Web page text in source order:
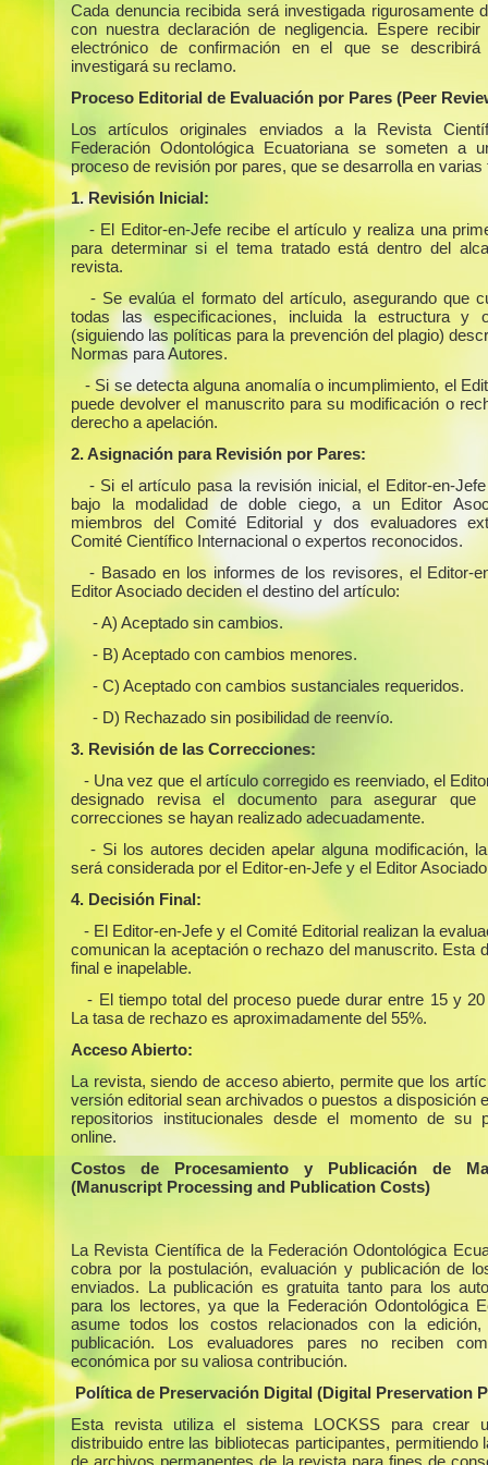
Cada denuncia recibida será investigada rigurosamente
con nuestra declaración de negligencia. Espere
electrónico de confirmación en el que se
investigará su reclamo.
Proceso Editorial de Evaluación por Pares (Peer
Los artículos originales enviados a la Revista
Federación Odontológica Ecuatoriana se someten a
proceso de revisión por pares, que se desarrolla en varias
1. Revisión Inicial:
- El Editor-en-Jefe recibe el artículo y realiza una
para determinar si el tema tratado está dentro del
revista.
- Se evalúa el formato del artículo, asegurando que
todas las especificaciones, incluida la estructura y
(siguiendo las políticas para la prevención del plagio)
Normas para Autores.
- Si se detecta alguna anomalía o incumplimiento, el
puede devolver el manuscrito para su modificación o
derecho a apelación.
2. Asignación para Revisión por Pares:
- Si el artículo pasa la revisión inicial, el Editor-en-
bajo la modalidad de doble ciego, a un Editor
miembros del Comité Editorial y dos evaluadores
Comité Científico Internacional o expertos reconocidos.
- Basado en los informes de los revisores, el Editor-
Editor Asociado deciden el destino del artículo:
- A) Aceptado sin cambios.
- B) Aceptado con cambios menores.
- C) Aceptado con cambios sustanciales requeridos.
- D) Rechazado sin posibilidad de reenvío.
3. Revisión de las Correcciones:
- Una vez que el artículo corregido es reenviado, el
designado revisa el documento para asegurar que
correcciones se hayan realizado adecuadamente.
- Si los autores deciden apelar alguna modificación,
será considerada por el Editor-en-Jefe y el Editor
4. Decisión Final:
- El Editor-en-Jefe y el Comité Editorial realizan la
comunican la aceptación o rechazo del manuscrito. Esta
final e inapelable.
- El tiempo total del proceso puede durar entre 15 y
La tasa de rechazo es aproximadamente del 55%.
Acceso Abierto:
La revista, siendo de acceso abierto, permite que los
versión editorial sean archivados o puestos a disposición
repositorios institucionales desde el momento de su
online.
Costos de Procesamiento y Publicación de
(Manuscript Processing and Publication Costs)
La Revista Científica de la Federación Odontológica
cobra por la postulación, evaluación y publicación de
enviados. La publicación es gratuita tanto para los
para los lectores, ya que la Federación Odontológica
asume todos los costos relacionados con la
publicación. Los evaluadores pares no reciben
económica por su valiosa contribución.
Política de Preservación Digital (Digital Preservation
Esta revista utiliza el sistema LOCKSS para crear
distribuido entre las bibliotecas participantes, permitiendo
de archivos permanentes de la revista para fines de